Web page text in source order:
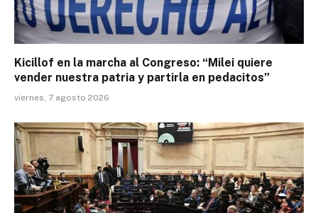
Kicillof en la marcha al Congreso: “Milei quiere
vender nuestra patria y partirla en pedacitos”
viernes, 7 agosto 2026